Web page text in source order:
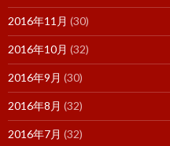
2016年11月 (30)
2016年10月 (32)
2016年9月 (30)
2016年8月 (32)
2016年7月 (32)